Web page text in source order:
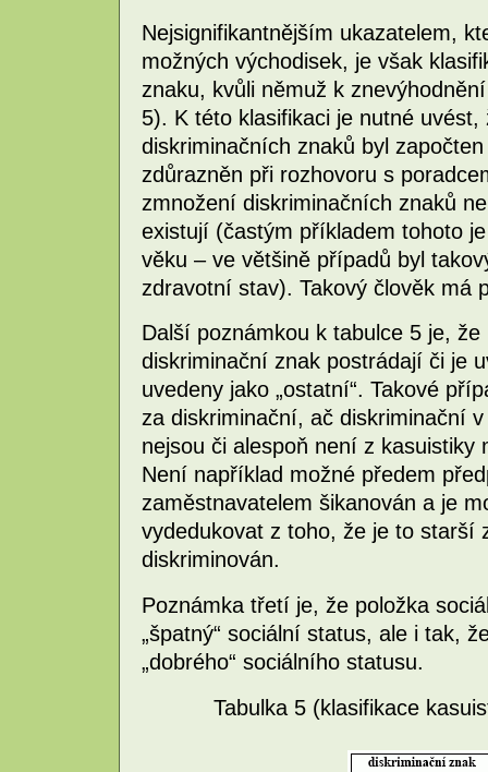
Nejsignifikantnějším ukazatelem,
možných východisek, je však
znaku, kvůli němuž k
5). K této klasifikaci je nutné
diskriminačních znaků byl
zdůrazněn při rozhovoru s
zmnožení diskriminačních znaků
existují (častým příkladem tohoto
věku – ve většině případů byl
zdravotní stav). Takový člověk má
Další poznámkou k tabulce 5 je,
diskriminační znak postrádají či je
uvedeny jako „ostatní“. Takové
za diskriminační, ač diskriminační
nejsou či alespoň není z
Není například možné předem
zaměstnavatelem šikanován a je
vydedukovat z toho, že je to starší
diskriminován.
Poznámka třetí je, že položka
„špatný“ sociální status, ale i tak,
„dobrého“ sociálního statusu.
Tabulka 5 (klasifikace